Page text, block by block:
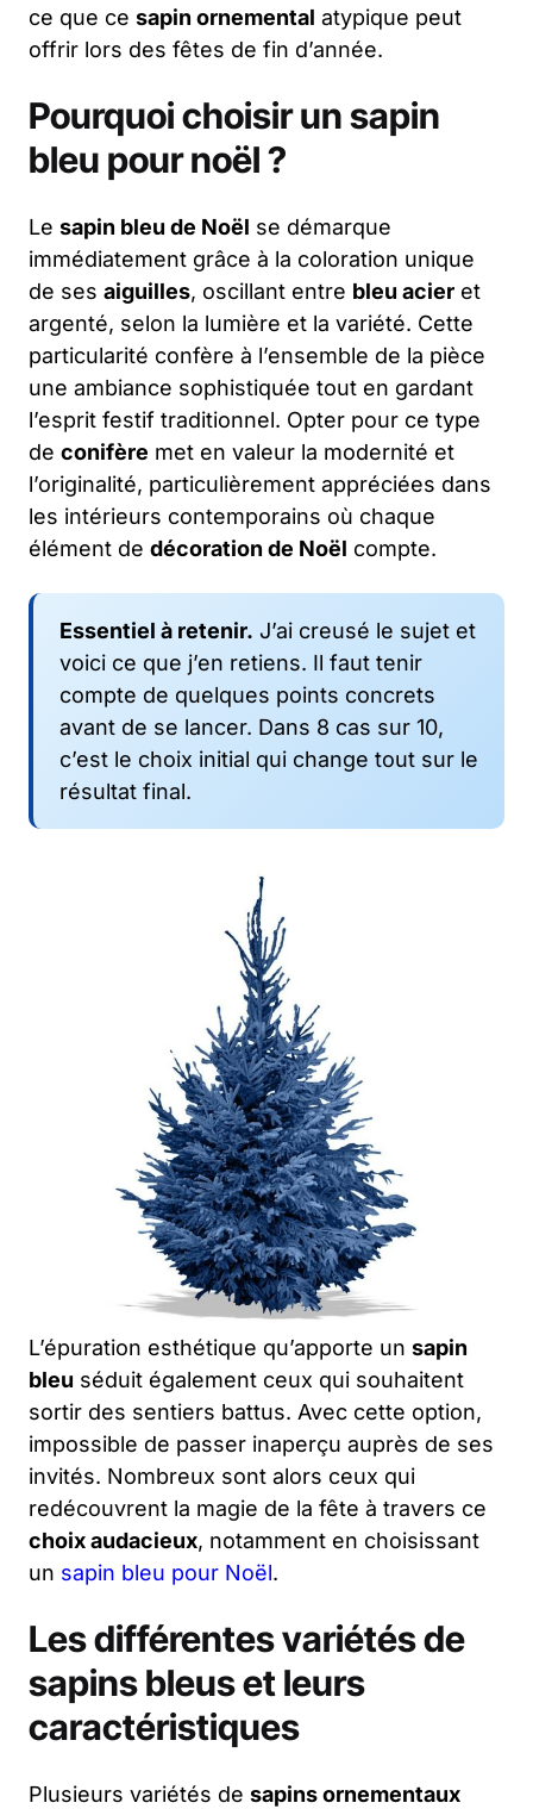
ce que ce sapin ornemental atypique peut
offrir lors des fêtes de fin d’année.
Pourquoi choisir un sapin
bleu pour noël ?
Le sapin bleu de Noël se démarque
immédiatement grâce à la coloration unique
de ses aiguilles, oscillant entre bleu acier et
argenté, selon la lumière et la variété. Cette
particularité confère à l’ensemble de la pièce
une ambiance sophistiquée tout en gardant
l’esprit festif traditionnel. Opter pour ce type
de conifère met en valeur la modernité et
l’originalité, particulièrement appréciées dans
les intérieurs contemporains où chaque
élément de décoration de Noël compte.
Essentiel à retenir. J’ai creusé le sujet et
voici ce que j’en retiens. Il faut tenir
compte de quelques points concrets
avant de se lancer. Dans 8 cas sur 10,
c’est le choix initial qui change tout sur le
résultat final.
L’épuration esthétique qu’apporte un sapin
bleu séduit également ceux qui souhaitent
sortir des sentiers battus. Avec cette option,
impossible de passer inaperçu auprès de ses
invités. Nombreux sont alors ceux qui
redécouvrent la magie de la fête à travers ce
choix audacieux, notamment en choisissant
un sapin bleu pour Noël.
Les différentes variétés de
sapins bleus et leurs
caractéristiques
Plusieurs variétés de sapins ornementaux